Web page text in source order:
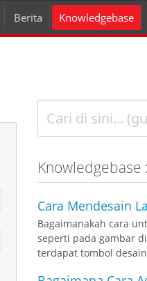
Berita Knowledgebase
Knowledgebase
Cara Mendesain
Bagaimanakah cara
seperti pada gambar
terdapat tombol